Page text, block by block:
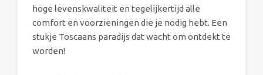
hoge levenskwaliteit en tegelijkertijd alle
comfort en voorzieningen die je nodig hebt. Een
stukje Toscaans paradijs dat wacht om ontdekt te
worden!